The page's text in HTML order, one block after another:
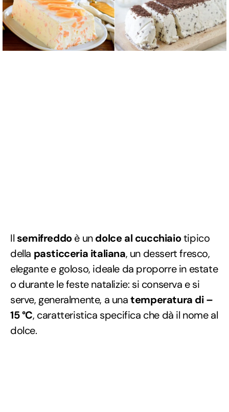
Il semifreddoè undolce al cucchiaiotipico
della pasticceria italiana, un dessert fresco,
elegante e goloso, ideale da proporre in estate
o durante le feste natalizie: si conserva e si
serve, generalmente, a unatemperatura di –
15 °C, caratteristica specifica che dà il nome al
dolce.